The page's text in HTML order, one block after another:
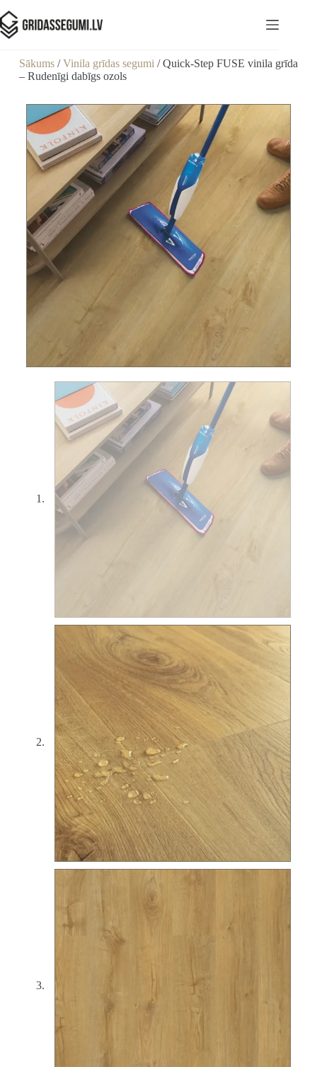
Sākums/Vinila grīdas segumi / Quick-Step FUSE vinila grīda
– Rudenīgi dabīgs ozols